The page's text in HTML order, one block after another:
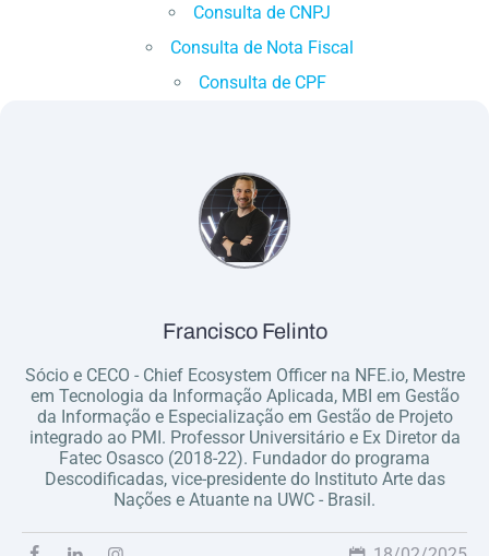
Consulta de CNPJ
Consulta de Nota Fiscal
Consulta de CPF
Francisco Felinto
Sócio e CECO - Chief Ecosystem Officer na NFE.io, Mestre
em Tecnologia da Informação Aplicada, MBI em Gestão
da Informação e Especialização em Gestão de Projeto
integrado ao PMI. Professor Universitário e Ex Diretor da
Fatec Osasco (2018-22). Fundador do programa
Descodificadas, vice-presidente do Instituto Arte das
Nações e Atuante na UWC - Brasil.